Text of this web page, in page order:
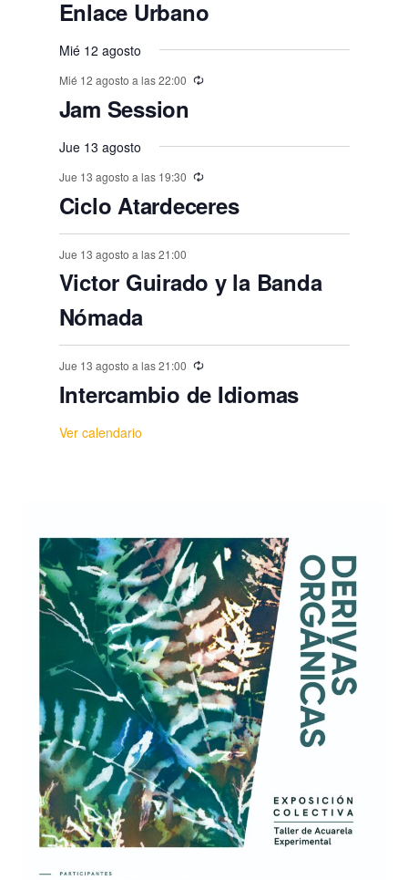
e
n
t
o
s
s
,
s
,
,
o
s
,
o
s
,
o
o
s
,
s
,
s
t
o
s
,
t
o
s
,
t
o
,
t
o
s
o
o
o
o
t
o
,
o
,
t
,
Enlace Urbano
Mié 12 agosto
Mié 12 agosto a las 22:00
Jam Session
Jue 13 agosto
Jue 13 agosto a las 19:30
Ciclo Atardeceres
Jue 13 agosto a las 21:00
Victor Guirado y la Banda
Nómada
Jue 13 agosto a las 21:00
Intercambio de Idiomas
Ver calendario